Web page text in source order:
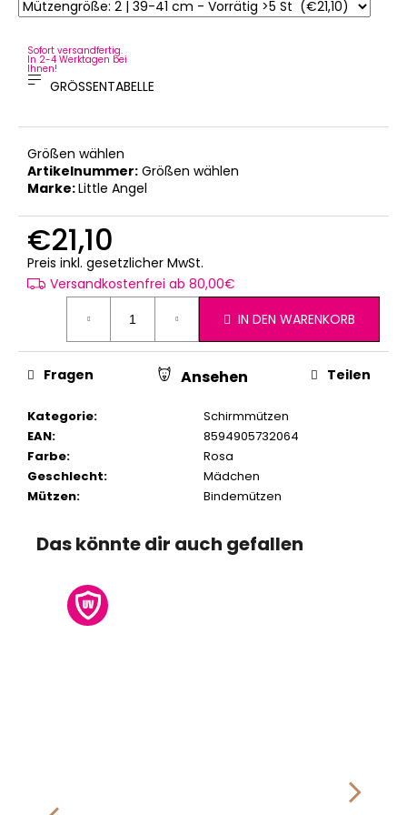
Sofort versandfertig.
In 2-4 Werktagen bei
Ihnen!
GRÖSSENTABELLE
Größen wählen
Artikelnummer: Größen wählen
Marke:Little Angel
€21,10
Preis inkl. gesetzlicher MwSt.
Versandkostenfrei ab 80,00€
IN DEN WARENKORB
Kategorie:
Schirmmützen
EAN:
8594905732064
Farbe:
Rosa
Geschlecht:
Mädchen
Mützen: Bindemützen
Fragen Ansehen Teilen
Das könnte dir auch gefallen